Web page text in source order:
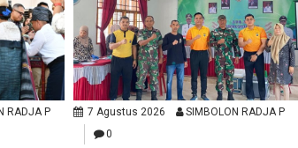
RADJA P
7 Agustus 2026
SIMBOLON RADJA P
0